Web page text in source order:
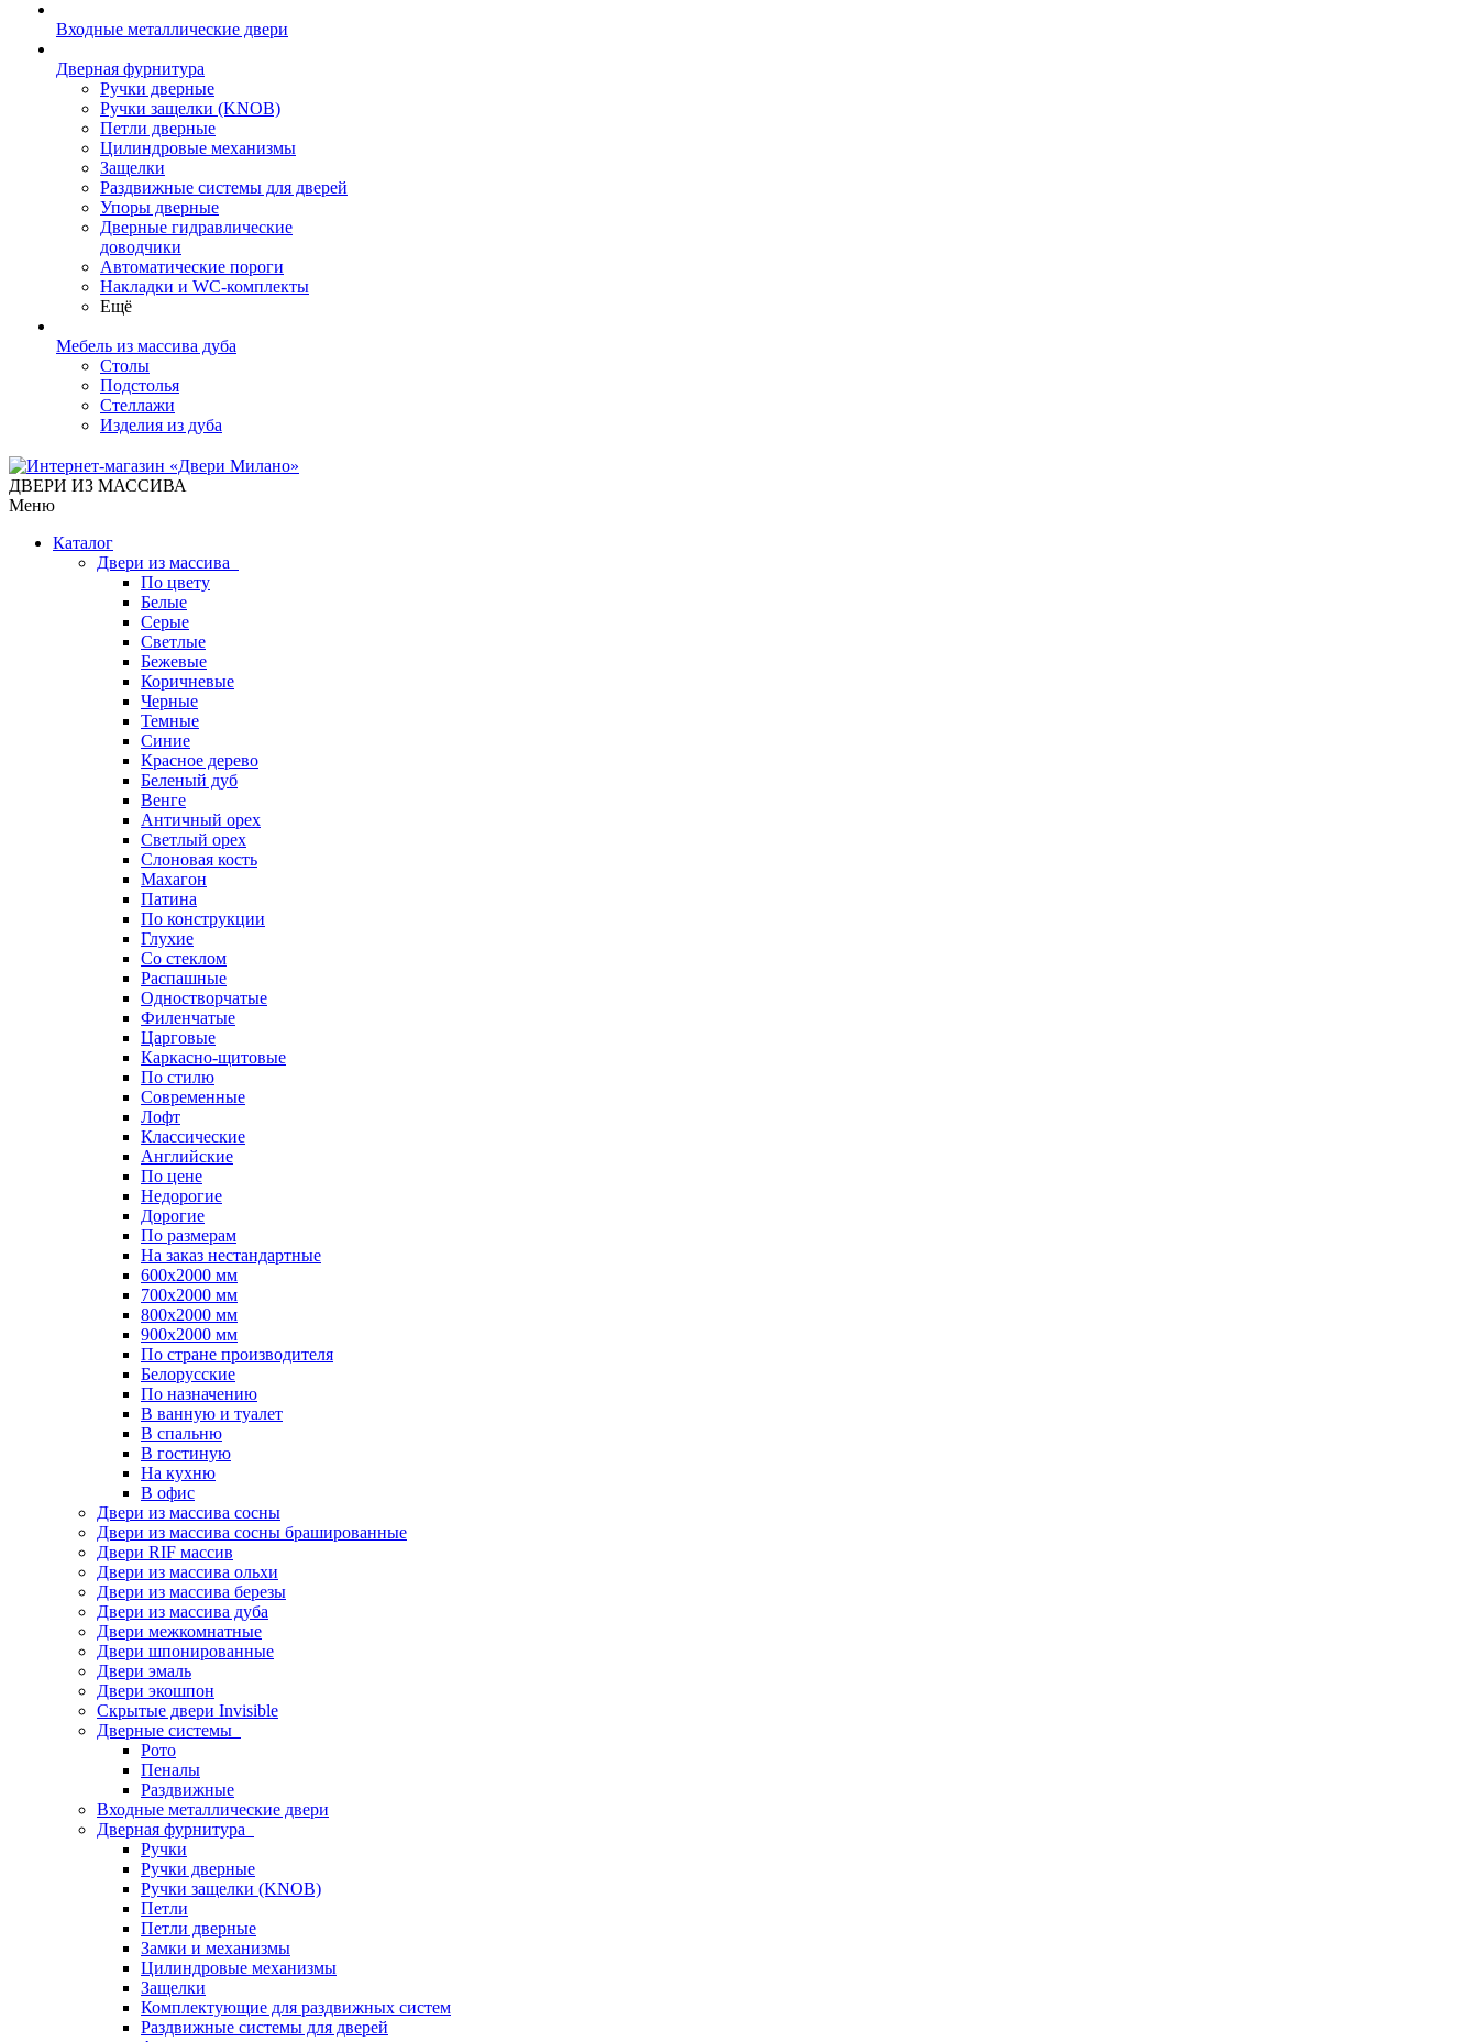
Входные металлические двери
Дверная фурнитура
Ручки дверные
Ручки защелки (KNOB)
Петли дверные
Цилиндровые механизмы
Защелки
Раздвижные системы для дверей
Упоры дверные
Дверные гидравлические
доводчики
Автоматические пороги
Накладки и WC-комплекты
Ещё
Мебель из массива дуба
Столы
Подстолья
Стеллажи
Изделия из дуба
ДВЕРИ ИЗ МАССИВА
Меню
Каталог
Двери из массива
По цвету
Белые
Серые
Светлые
Бежевые
Коричневые
Черные
Темные
Синие
Красное дерево
Беленый дуб
Венге
Античный орех
Светлый орех
Слоновая кость
Махагон
Патина
По конструкции
Глухие
Со стеклом
Распашные
Одностворчатые
Филенчатые
Царговые
Каркасно-щитовые
По стилю
Современные
Лофт
Классические
Английские
По цене
Недорогие
Дорогие
По размерам
На заказ нестандартные
600х2000 мм
700х2000 мм
800х2000 мм
900х2000 мм
По стране производителя
Белорусские
По назначению
В ванную и туалет
В спальню
В гостиную
На кухню
В офис
Двери из массива сосны
Двери из массива сосны брашированные
Двери RIF массив
Двери из массива ольхи
Двери из массива березы
Двери из массива дуба
Двери межкомнатные
Двери шпонированные
Двери эмаль
Двери экошпон
Скрытые двери Invisible
Дверные системы
Рото
Пеналы
Раздвижные
Входные металлические двери
Дверная фурнитура
Ручки
Ручки дверные
Ручки защелки (KNOB)
Петли
Петли дверные
Замки и механизмы
Цилиндровые механизмы
Защелки
Комплектующие для раздвижных систем
Раздвижные системы для дверей